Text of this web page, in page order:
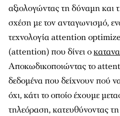
αξιολογώντας τη δύναμη και
σχέση με τον ανταγωνισμό,
τεχνολογία attention
(attention) που δίνει ο
Αποκωδικοποιώντας το
δεδομένα που δείχνουν πού
όχι, κάτι το οποίο έχουµε
τηλεόραση, κατευθύνοντας